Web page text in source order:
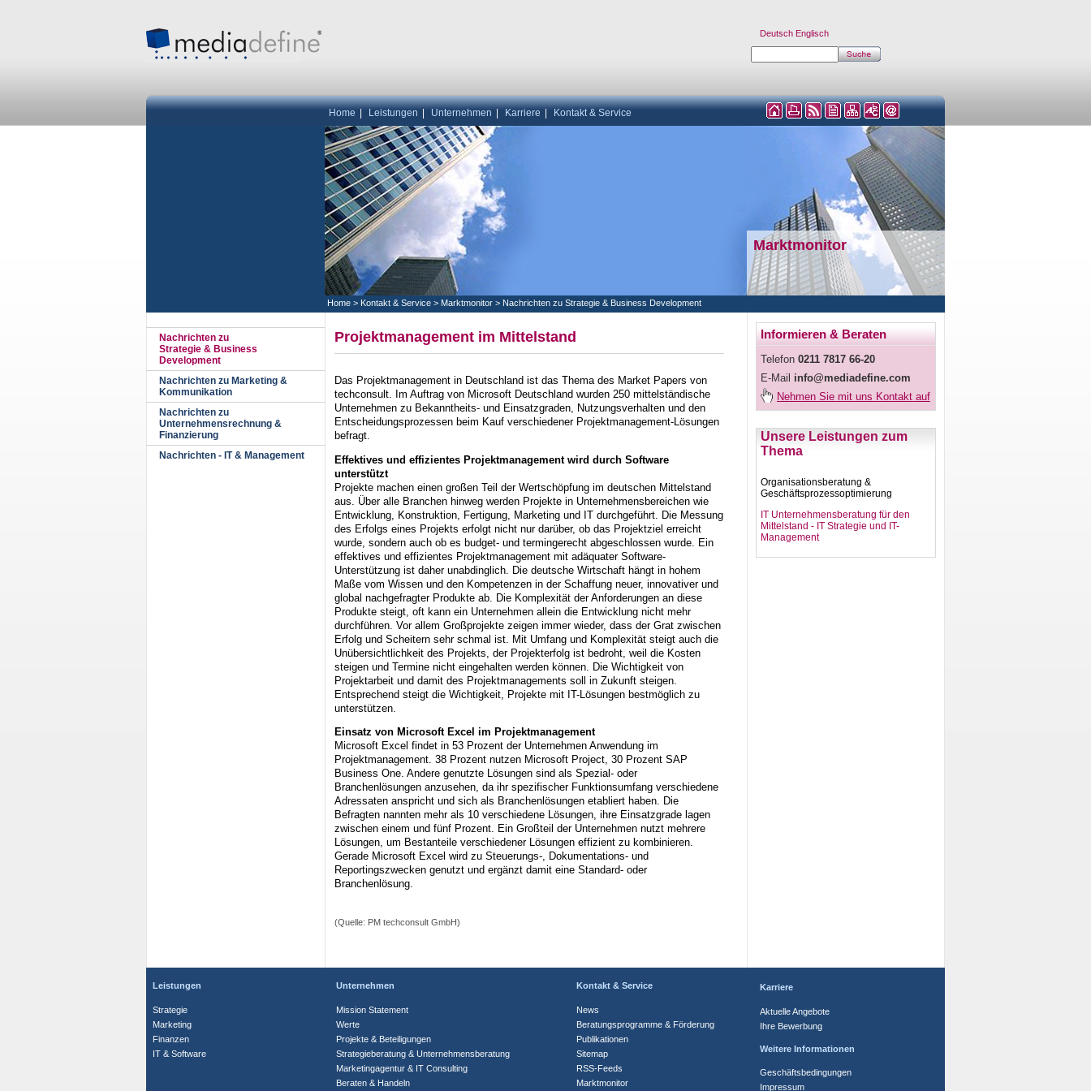
Home Leistungen Unternehmen Karriere Kontakt & Service
Deutsch Englisch
Home > Kontakt & Service > Marktmonitor > Nachrichten zu Strategie & Business Development
Nachrichten zu
Strategie & Business
Development
Nachrichten zu Marketing &
Kommunikation
Nachrichten zu
Unternehmensrechnung &
Finanzierung
Nachrichten - IT & Management
Marktmonitor
Unsere Leistungen zum
Thema
Organisationsberatung &
Geschäftsprozessoptimierung
IT Unternehmensberatung für den
Mittelstand - IT Strategie und IT-
Management
Projektmanagement im Mittelstand
Das Projektmanagement in Deutschland ist das Thema des Market Papers von
techconsult. Im Auftrag von Microsoft Deutschland wurden 250 mittelständische
Unternehmen zu Bekanntheits- und Einsatzgraden, Nutzungsverhalten und den
Entscheidungsprozessen beim Kauf verschiedener Projektmanagement-Lösungen
befragt.
Effektives und effizientes Projektmanagement wird durch Software
unterstützt
Projekte machen einen großen Teil der Wertschöpfung im deutschen Mittelstand
aus. Über alle Branchen hinweg werden Projekte in Unternehmensbereichen wie
Entwicklung, Konstruktion, Fertigung, Marketing und IT durchgeführt. Die Messung
des Erfolgs eines Projekts erfolgt nicht nur darüber, ob das Projektziel erreicht
wurde, sondern auch ob es budget- und termingerecht abgeschlossen wurde. Ein
effektives und effizientes Projektmanagement mit adäquater Software-
Unterstützung ist daher unabdinglich. Die deutsche Wirtschaft hängt in hohem
Maße vom Wissen und den Kompetenzen in der Schaffung neuer, innovativer und
global nachgefragter Produkte ab. Die Komplexität der Anforderungen an diese
Produkte steigt, oft kann ein Unternehmen allein die Entwicklung nicht mehr
durchführen. Vor allem Großprojekte zeigen immer wieder, dass der Grat zwischen
Erfolg und Scheitern sehr schmal ist. Mit Umfang und Komplexität steigt auch die
Unübersichtlichkeit des Projekts, der Projekterfolg ist bedroht, weil die Kosten
steigen und Termine nicht eingehalten werden können. Die Wichtigkeit von
Projektarbeit und damit des Projektmanagements soll in Zukunft steigen.
Entsprechend steigt die Wichtigkeit, Projekte mit IT-Lösungen bestmöglich zu
unterstützen.
Einsatz von Microsoft Excel im Projektmanagement
Microsoft Excel findet in 53 Prozent der Unternehmen Anwendung im
Projektmanagement. 38 Prozent nutzen Microsoft Project, 30 Prozent SAP
Business One. Andere genutzte Lösungen sind als Spezial- oder
Branchenlösungen anzusehen, da ihr spezifischer Funktionsumfang verschiedene
Adressaten anspricht und sich als Branchenlösungen etabliert haben. Die
Befragten nannten mehr als 10 verschiedene Lösungen, ihre Einsatzgrade lagen
zwischen einem und fünf Prozent. Ein Großteil der Unternehmen nutzt mehrere
Lösungen, um Bestanteile verschiedener Lösungen effizient zu kombinieren.
Gerade Microsoft Excel wird zu Steuerungs-, Dokumentations- und
Reportingszwecken genutzt und ergänzt damit eine Standard- oder
Branchenlösung.
(Quelle: PM techconsult GmbH)
Informieren & Beraten
Telefon 0211 7817 66-20
E-Mail info@mediadefine.com
Nehmen Sie mit uns Kontakt auf
Leistungen
Strategie
Marketing
Finanzen
IT & Software
Unternehmen
Mission Statement
Werte
Projekte & Beteiligungen
Strategieberatung & Unternehmensberatung
Marketingagentur & IT Consulting
Beraten & Handeln
Kontakt & Service
News
Beratungsprogramme & Förderung
Publikationen
Sitemap
RSS-Feeds
Marktmonitor
Karriere
Aktuelle Angebote
Ihre Bewerbung
Weitere Informationen
Geschäftsbedingungen
Impressum